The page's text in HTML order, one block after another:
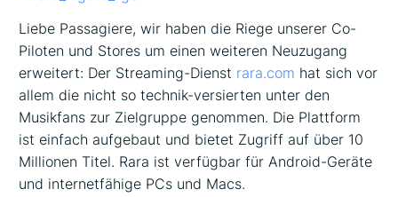
Liebe Passagiere, wir haben die Riege unserer Co-
Piloten und Stores um einen weiteren Neuzugang
erweitert: Der Streaming-Dienst rara.com hat sich vor
allem die nicht so technik-versierten unter den
Musikfans zur Zielgruppe genommen. Die Plattform
ist einfach aufgebaut und bietet Zugriff auf über 10
Millionen Titel. Rara ist verfügbar für Android-Geräte
und internetfähige PCs und Macs.